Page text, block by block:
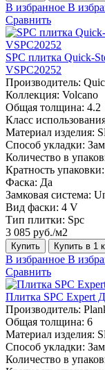
В избранное В
Сравнить
SPC плитка Quick-
VSPC20252
Производитель:
Коллекция: Volcano
Общая толщина: 4.2
Класс
Материал изделия:
Способ укладки:
Количество в
Кратность упаковки:
Фаска: Да
Замковая система:
Вид фаски: 4 V
Тип плитки: Spc
3 085 руб./м2
Купить Купить в 1
В избранное В
Сравнить
Плитка SPC Expert
Производитель:
Общая толщина: 6
Материал изделия:
Способ укладки:
Количество в